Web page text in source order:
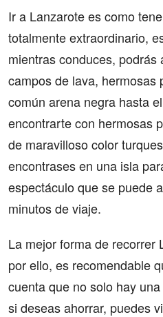
Ir a Lanzarote es como
totalmente extraordinario,
mientras conduces, podrás
campos de lava, hermosas
común arena negra hasta
encontrarte con hermosas
de maravilloso color
encontrases en una isla
espectáculo que se puede
minutosde viaje.
La mejor forma de recorrer
por ello, es recomendable
cuenta que no solo hay
si deseas ahorrar, puedes